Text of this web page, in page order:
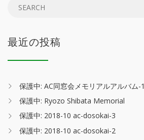
最近の投稿
保護中: AC同窓会メモリアルアルバム-1
保護中: Ryozo Shibata Memorial
保護中: 2018-10 ac-dosokai-3
保護中: 2018-10 ac-dosokai-2